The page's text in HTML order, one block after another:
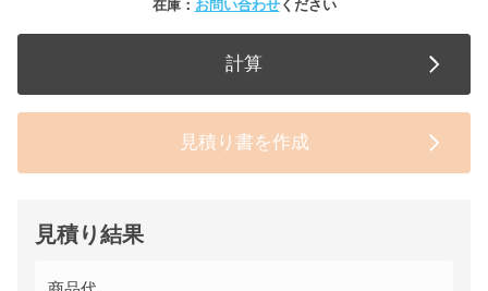
在庫： お問い合わせください
計算
見積り書を作成
見積り結果